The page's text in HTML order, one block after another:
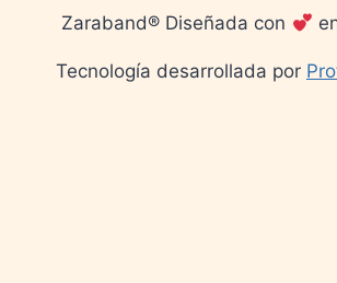
Zaraband® Diseñada con
Tecnología desarrollada por